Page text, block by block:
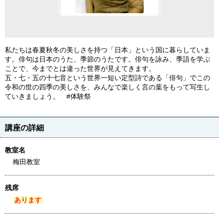
私たちは春夏秋冬の美しさを持つ「日本」という国に暮らしていま
す。俳句は日本のうた、季節のうたです。俳句を詠み、季語を学ぶ
ことで、今までとは違った世界が見えてきます。
五・七・五の十七音という世界一短い定型詩である「俳句」でこの
令和の世の四季の美しさを、みんなで楽しく言の葉をもって写生し
ていきましょう。 #体験祭
講座の詳細
教室名
梅田教室
残席
あります